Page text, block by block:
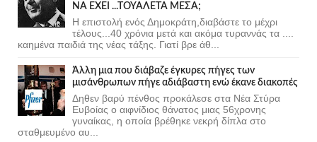
ΝΑ ΕΧΕΙ ...ΤΟΥΑΛΕΤΑ ΜΕΣΑ;
Η επιστολή ενός Δημοκράτη,διαβάστε το μέχρι
τέλους...40 χρόνια μετά και ακόμα τυραννάς τα ....
καημένα παιδιά της νέας τάξης. Γιατί βρε άθ...
Άλλη μια που διάβαζε έγκυρες πήγες των
μισάνθρωπων πήγε αδιάβαστη ενώ έκανε διακοπές
Δηθεν βαρύ πένθος προκάλεσε στα Νέα Στύρα
Ευβοίας ο αιφνίδιος θάνατος μιας 56χρονης
γυναίκας, η οποία βρέθηκε νεκρή δίπλα στο
σταθμευμένο αυ...